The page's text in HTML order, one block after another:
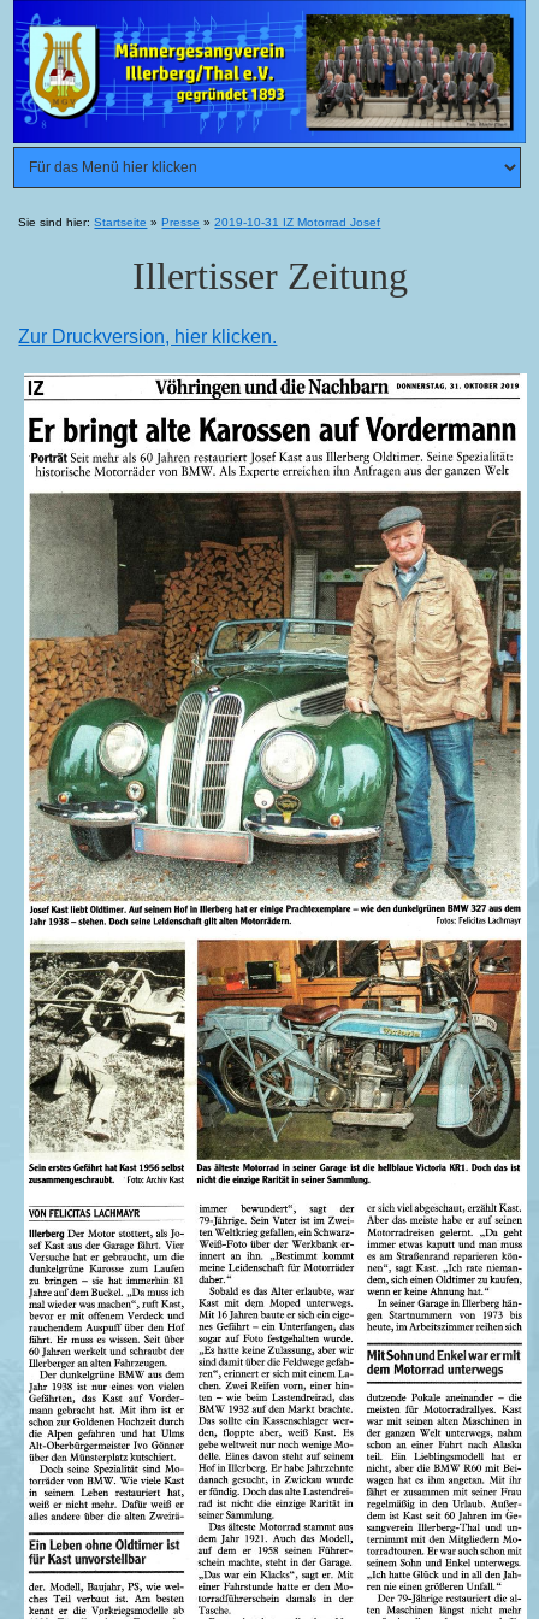
Sie sind hier:Startseite »Presse »2019-10-31 IZ Motorrad Josef
Illertisser Zeitung
Zur Druckversion, hier klicken.